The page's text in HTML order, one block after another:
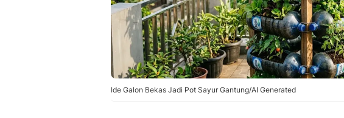
Ide Galon Bekas Jadi Pot Sayur Gantung/AI Generated